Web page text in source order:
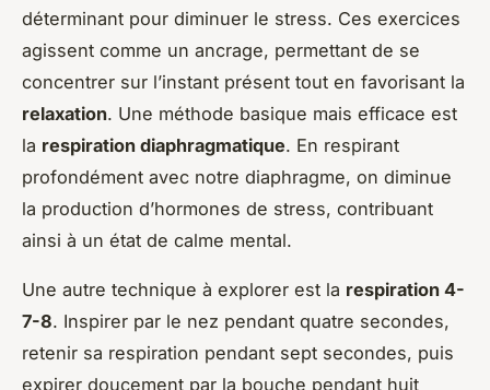
déterminant pour diminuer le stress. Ces exercices
agissent comme un ancrage, permettant de se
concentrer sur l’instant présent tout en favorisant la
relaxation. Une méthode basique mais efficace est
la respiration diaphragmatique. En respirant
profondément avec notre diaphragme, on diminue
la production d’hormones de stress, contribuant
ainsi à un état de calme mental.
Une autre technique à explorer est la respiration 4-
7-8. Inspirer par le nez pendant quatre secondes,
retenir sa respiration pendant sept secondes, puis
expirer doucement par la bouche pendant huit